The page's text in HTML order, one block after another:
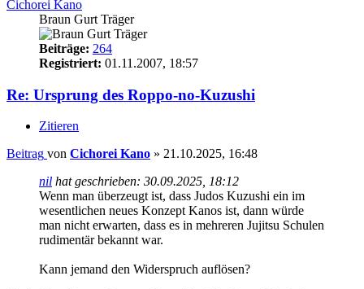
Cichorei Kano
Braun Gurt Träger
Beiträge: 264
Registriert: 01.11.2007, 18:57
Re: Ursprung des Roppo-no-Kuzushi
Zitieren
Beitrag von Cichorei Kano » 21.10.2025, 16:48
nil hat geschrieben: 30.09.2025, 18:12
Wenn man überzeugt ist, dass Judos Kuzushi ein im
wesentlichen neues Konzept Kanos ist, dann würde
man nicht erwarten, dass es in mehreren Jujitsu Schulen
rudimentär bekannt war.
Kann jemand den Widerspruch auflösen?